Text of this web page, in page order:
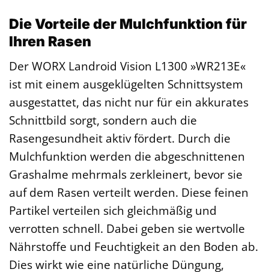
Die Vorteile der Mulchfunktion für
Ihren Rasen
Der WORX Landroid Vision L1300 »WR213E«
ist mit einem ausgeklügelten Schnittsystem
ausgestattet, das nicht nur für ein akkurates
Schnittbild sorgt, sondern auch die
Rasengesundheit aktiv fördert. Durch die
Mulchfunktion werden die abgeschnittenen
Grashalme mehrmals zerkleinert, bevor sie
auf dem Rasen verteilt werden. Diese feinen
Partikel verteilen sich gleichmäßig und
verrotten schnell. Dabei geben sie wertvolle
Nährstoffe und Feuchtigkeit an den Boden ab.
Dies wirkt wie eine natürliche Düngung,